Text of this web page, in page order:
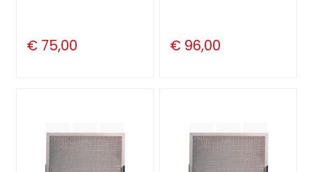
€ 75,00 € 96,00